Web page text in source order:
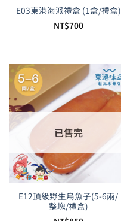
E03東港海派禮盒 (1盒/禮盒)
NT$700
已售完
E12頂級野生烏魚子(5-6兩/
整塊/禮盒)